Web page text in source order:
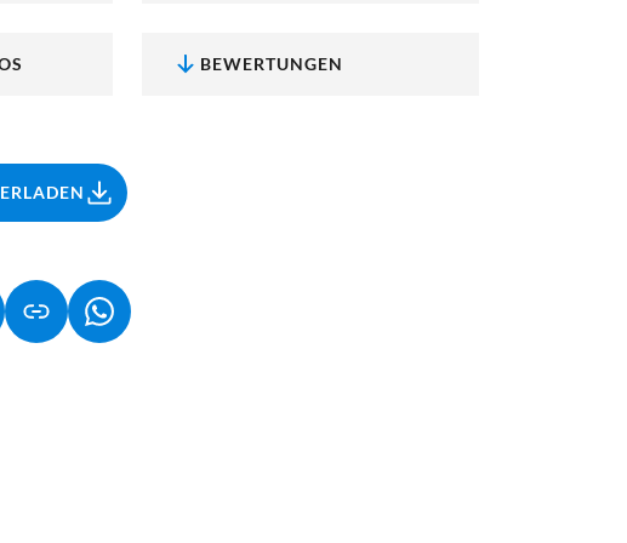
IN NEUEM TAB)
ÖFFNET IN NEUEM TAB)
(LINK ÖFFNET IN NEUEM TAB)
BEWERTUNGEN